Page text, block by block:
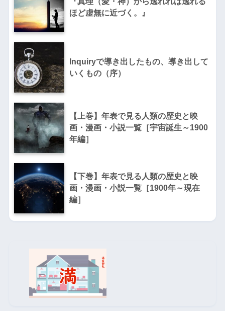
ほど虚無に近づく。』
Inquiryで導き出したもの、導き出して
いくもの（序）
【上巻】年表で見る人類の歴史と映
画・漫画・小説一覧［宇宙誕生～1900
年編］
【下巻】年表で見る人類の歴史と映
画・漫画・小説一覧［1900年～現在
編］